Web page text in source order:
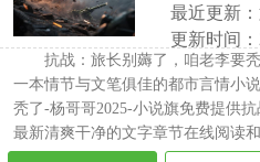
最近更新：
更新时间：
抗战：旅长别薅了，咱老李要
一本情节与文笔俱佳的都市言情小
秃了-杨哥哥2025-小说旗免费提供
最新清爽干净的文字章节在线阅读